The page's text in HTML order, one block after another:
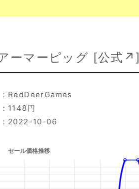
ーマーピッグ [公式↗]
RedDeerGames
円
2022-10-06